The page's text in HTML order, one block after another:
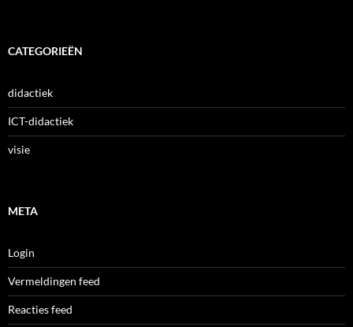
CATEGORIEËN
didactiek
ICT-didactiek
visie
META
Login
Vermeldingen feed
Reacties feed